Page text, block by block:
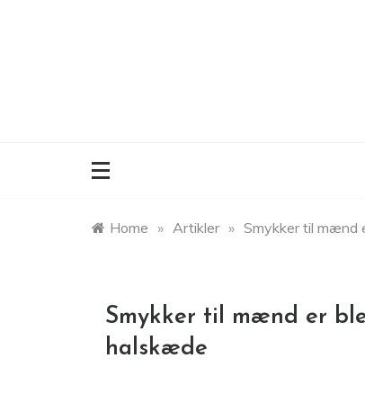
Home » Artikler » Smykker til mænd
Smykker til mænd er
halskæde